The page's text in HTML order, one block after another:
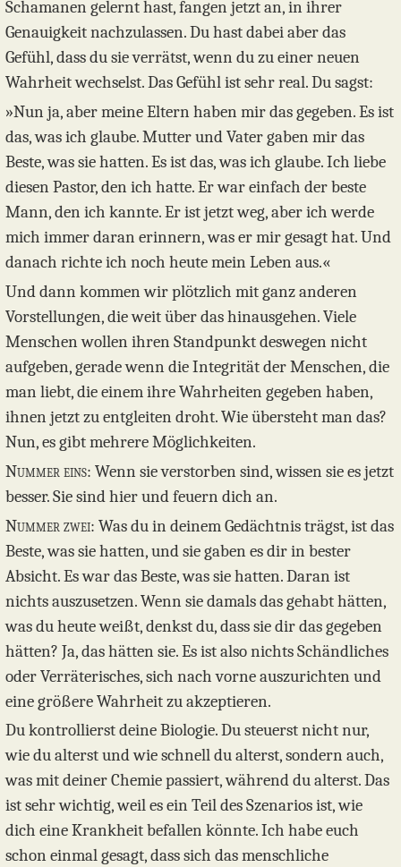
Schamanen gelernt hast, fangen jetzt an, in ihrer
Genauigkeit nachzulassen. Du hast dabei aber das
Gefühl, dass du sie verrätst, wenn du zu einer neuen
Wahrheit wechselst. Das Gefühl ist sehr real. Du sagst:
»Nun ja, aber meine Eltern haben mir das gegeben. Es ist
das, was ich glaube. Mutter und Vater gaben mir das
Beste, was sie hatten. Es ist das, was ich glaube. Ich liebe
diesen Pastor, den ich hatte. Er war einfach der beste
Mann, den ich kannte. Er ist jetzt weg, aber ich werde
mich immer daran erinnern, was er mir gesagt hat. Und
danach richte ich noch heute mein Leben aus.«
Und dann kommen wir plötzlich mit ganz anderen
Vorstellungen, die weit über das hinausgehen. Viele
Menschen wollen ihren Standpunkt deswegen nicht
aufgeben, gerade wenn die Integrität der Menschen, die
man liebt, die einem ihre Wahrheiten gegeben haben,
ihnen jetzt zu entgleiten droht. Wie übersteht man das?
Nun, es gibt mehrere Möglichkeiten.
Nummer eins: Wenn sie verstorben sind, wissen sie es jetzt
besser. Sie sind hier und feuern dich an.
Nummer zwei: Was du in deinem Gedächtnis trägst, ist das
Beste, was sie hatten, und sie gaben es dir in bester
Absicht. Es war das Beste, was sie hatten. Daran ist
nichts auszusetzen. Wenn sie damals das gehabt hätten,
was du heute weißt, denkst du, dass sie dir das gegeben
hätten? Ja, das hätten sie. Es ist also nichts Schändliches
oder Verräterisches, sich nach vorne auszurichten und
eine größere Wahrheit zu akzeptieren.
Du kontrollierst deine Biologie. Du steuerst nicht nur,
wie du alterst und wie schnell du alterst, sondern auch,
was mit deiner Chemie passiert, während du alterst. Das
ist sehr wichtig, weil es ein Teil des Szenarios ist, wie
dich eine Krankheit befallen könnte. Ich habe euch
schon einmal gesagt, dass sich das menschliche